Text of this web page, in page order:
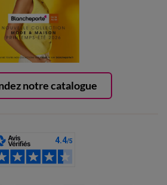
notre catalogue